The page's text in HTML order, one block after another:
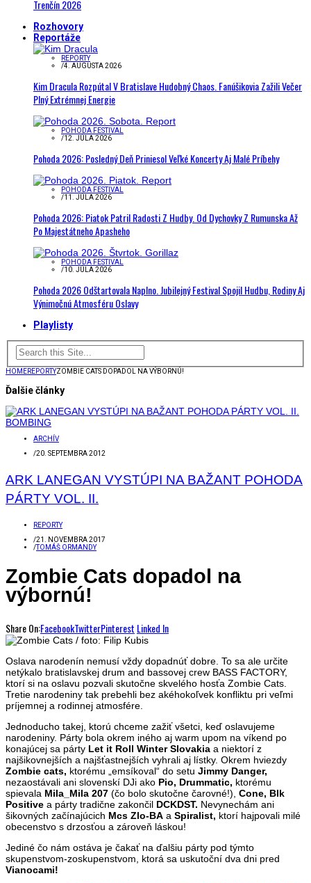
Trenčín 2026
Rozhovory
Reportáže
REPORTY
/4. AUGUSTA 2026
Kim Dracula Rozpútal V Bratislave Hudobný Chaos. Fanúšikovia Zažili Večer
Plný Extrémnej Energie
POHODA FESTIVAL
/12. JÚLA 2026
Pohoda 2026: Posledný Deň Priniesol Veľké Koncerty Aj Malé Príbehy
POHODA FESTIVAL
/11. JÚLA 2026
Pohoda 2026: Piatok Patril Radosti Z Hudby. Od Dychovky Z Rumunska Až
Po Majestátneho Apasheho
POHODA FESTIVAL
/10. JÚLA 2026
Pohoda 2026 Odštartovala Naplno. Jubilejný Festival Spojil Hudbu, Rodiny Aj
Výnimočnú Atmosféru Oslavy
Playlisty
HOMEREPORTYZOMBIE CATS DOPADOL NA VÝBORNÚ!
Ďalšie články
ARCHÍV
/20. SEPTEMBRA 2012
ARK LANEGAN VYSTÚPI NA BAŽANT POHODA
PÁRTY VOL. II.
REPORTY
/21. NOVEMBRA 2017
/TOMÁŠ ORMANDY
Zombie Cats dopadol na
výbornú!
Share On:FacebookTwitterPinterest Linked In
Oslava narodenín nemusí vždy dopadnúť dobre. To sa ale určite
netýkalo bratislavskej drum and bassovej crew BASS FACTORY,
ktorí si na oslavu pozvali skutočne skvelého hosťa Zombie Cats.
Tretie narodeniny tak prebehli bez akéhokoľvek konfliktu pri veľmi
príjemnej a rodinnej atmosfére.
Jednoducho takej, ktorú chceme zažiť všetci, keď oslavujeme
narodeniny. Párty bola okrem iného aj warm upom na víkend po
konajúcej sa párty Let it Roll Winter Slovakia a niektorí z
najšikovnejších a najšťastnejších vyhrali aj lístky. Okrem hviezdy
Zombie cats, ktorému „emsíkoval“ do setu Jimmy Danger,
nezaostávali ani slovenskí DJi ako Pio, Drummatic, ktorému
spievala Mila_Mila 207 (čo bolo skutočne čarovné!), Cone, Blk
Positive a párty tradične zakončil DCKDST. Nevynechám ani
šikovných začínajúcich Mcs Zlo-BA a Spiralist, ktorí hajpovali milé
obecenstvo s drzosťou a zároveň láskou!
Jediné čo nám ostáva je čakať na ďalšiu párty pod týmto
skupenstvom-zoskupenstvom, ktorá sa uskutoční dva dni pred
Vianocami!